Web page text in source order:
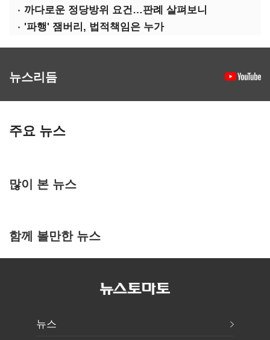
까다로운 정당방위 요건…판례 살펴보니
'파행' 잼버리, 법적책임은 누가
뉴스리듬
주요 뉴스
많이 본 뉴스
함께 볼만한 뉴스
뉴스